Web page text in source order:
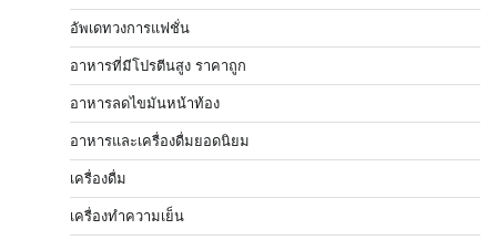
อัพเดทวงการแฟชั่น
อาหารที่มีโปรตีนสูง ราคาถูก
อาหารลดไขมันหน้าท้อง
อาหารและเครื่องดื่มยอดนิยม
เครื่องดื่ม
เครื่องทำความเย็น